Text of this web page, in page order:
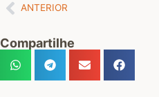
ANTERIOR
Compartilhe